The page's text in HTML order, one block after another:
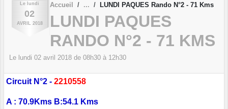
Le lundi
02
AVRIL 2018
Accueil LUNDI PAQUES Rando N°2 - 71 Kms
LUNDI PAQUES
RANDO N°2 - 71 KMS
Le lundi 02 avril 2018 de 08h30 à 12h30
Circuit N°2 - 2210558
A : 70.9Kms B:54.1 Kms